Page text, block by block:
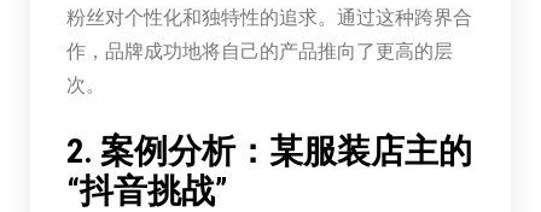
粉丝对个性化和独特性的追求。通过这种跨界合
作，品牌成功地将自己的产品推向了更高的层
次。
2. 案例分析：某服装店主的
“抖音挑战”